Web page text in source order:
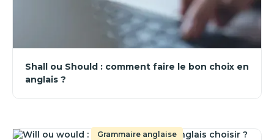
Shall ou Should : comment faire le bon choix en
anglais ?
Grammaire anglaise